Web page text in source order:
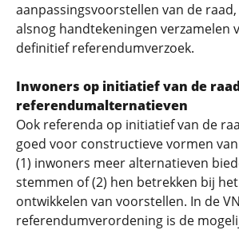
aanpassingsvoorstellen van de
alsnog handtekeningen verzamelen
definitief referendumverzoek.
Inwoners op initiatief van de
referendumalternatieven
Ook referenda op initiatief van de
goed voor constructieve vormen
(1) inwoners meer alternatieven
stemmen of (2) hen betrekken bij
ontwikkelen van voorstellen. In de
referendumverordening is de